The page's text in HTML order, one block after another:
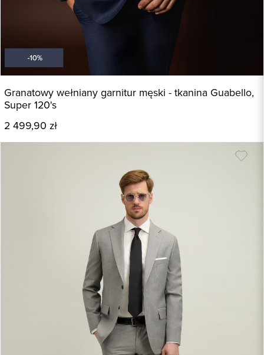
Granatowy wełniany garnitur męski - tkanina Guabello,
Super 120's
2 499,90 zł